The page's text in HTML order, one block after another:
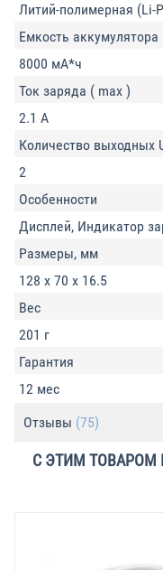
Литий-полимерная (Li-
Емкость аккумулятора
8000 мА*ч
Ток заряда ( max )
2.1 А
Количество выходных
2
Особенности
Дисплей, Индикатор
Размеры, мм
128 x 70 x 16.5
Вес
201 г
Гарантия
12 мес
Отзывы (75)
С ЭТИМ ТОВАРОМ